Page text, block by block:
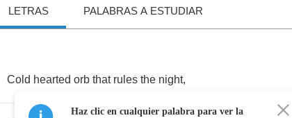
LETRAS PALABRAS A ESTUDIAR
Cold hearted orb that rules the night,
Haz clic en cualquier palabra para ver la